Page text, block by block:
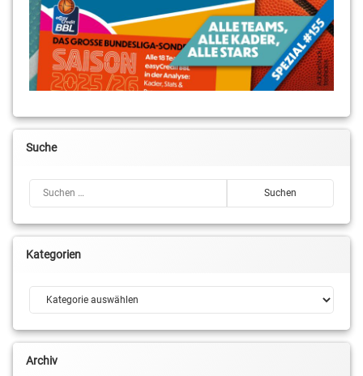
Suche
Kategorien
Kategorien
Archiv